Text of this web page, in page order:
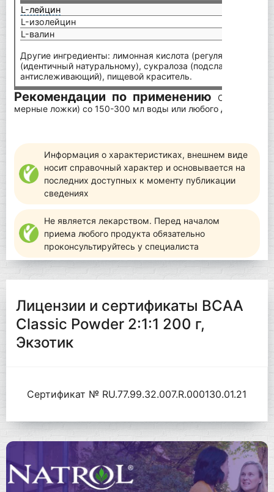
L-лейцин
L-изолейцин
L-валин
Другие ингредиенты: лимонная кислота (регулятор
(идентичный натуральному), сукралоза (подсластитель),
антислеживающий), пищевой краситель.
Рекомендации по применению
Смешайте
мерные ложки) со 150-300 мл воды или любого другого
Информация о характеристиках, внешнем виде
носит справочный характер и основывается на
последних доступных к моменту публикации
сведениях
Не является лекарством. Перед началом
приема любого продукта обязательно
проконсультируйтесь у специалиста
Лицензии и сертификаты BCAA
Classic Powder 2:1:1 200 г,
Экзотик
Сертификат № RU.77.99.32.007.R.000130.01.21